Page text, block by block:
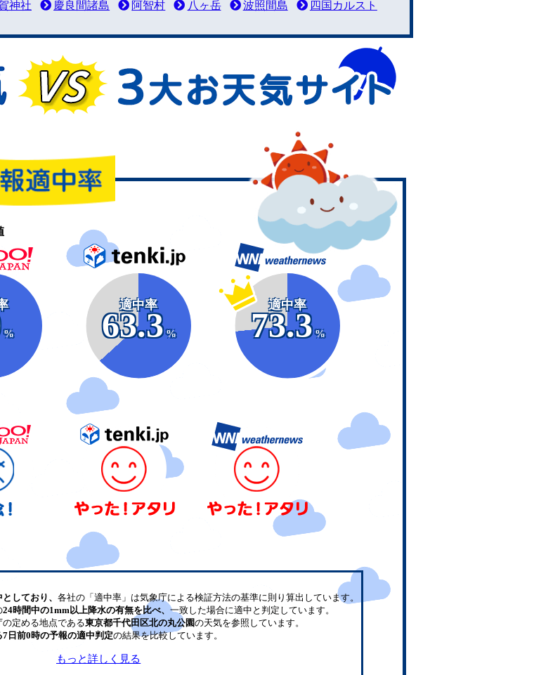
神社 慶良間諸島 阿智村 八ヶ岳 波照間島 四国カルスト
%
適中率
63.3
%
適中率
73.3
%
しており、 各社の「適中率」は気象庁による検証方法の基準に則り算出しています。
24時間中の1mm以上降水の有無を比べ、 一致した場合に適中と判定しています。
定める地点である東京都千代田区北の丸公園の天気を参照しています。
日前0時の予報の適中判定の結果を比較しています。
もっと詳しく見る